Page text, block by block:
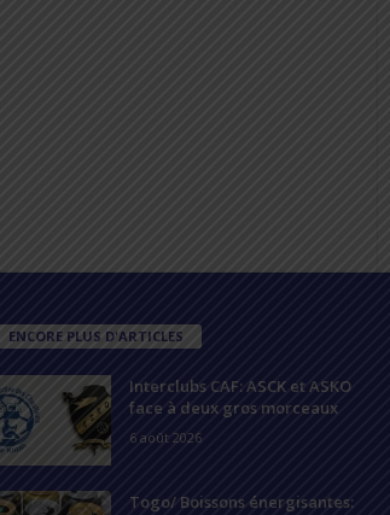
ENCORE PLUS D'ARTICLES
Interclubs CAF: ASCK et ASKO
face à deux gros morceaux
6 août 2026
Togo/ Boissons énergisantes: